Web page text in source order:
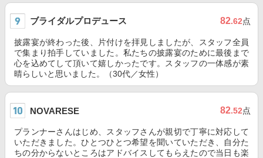
ブライダルプロデュース 82.62点
披露宴が終わった後、片付けを拝見しましたが、スタッフ全員
で集まり拍手していました。私たちの披露宴のために最後まで
心を込めてして頂いて嬉しかったです。スタッフの一体感が素
晴らしいと思いました。（30代／女性）
NOVARESE 82.52点
プランナーさんはじめ、スタッフさんが親切で丁寧に対応して
いただきました。ひとつひとつ希望を聞いていただき、自分た
ちの分からないところはアドバイスしてもらえたので当日も楽